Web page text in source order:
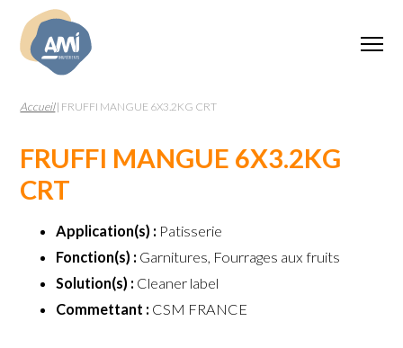
Accueil| FRUFFI MANGUE 6X3.2KG CRT
FRUFFI MANGUE 6X3.2KG
CRT
Application(s) : Patisserie
Fonction(s) : Garnitures, Fourrages aux fruits
Solution(s) : Cleaner label
Commettant : CSM FRANCE